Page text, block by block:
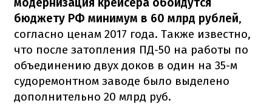
бюджету РФ минимум в 60 млрд рублей,
согласно ценам 2017 года. Также известно,
что после затопления ПД-50 на работы по
объединению двух доков в один на 35-м
судоремонтном заводе было выделено
дополнительно 20 млрд руб.